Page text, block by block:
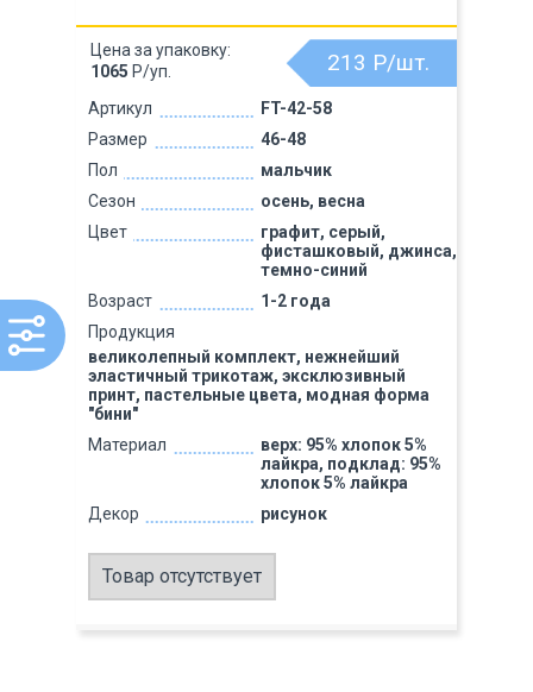
Артикул
FT-42-58
Размер
46-48
Пол
мальчик
Сезон
осень, весна
Цвет
графит, серый,
фисташковый, джинса,
темно-синий
Возраст
1-2 года
Продукция
великолепный комплект, нежнейший
эластичный трикотаж, эксклюзивный
принт, пастельные цвета, модная форма
"бини"
Материал
верх: 95% хлопок 5%
лайкра, подклад: 95%
хлопок 5% лайкра
Декор
рисунок
213 Р/шт.
Цена за упаковку:
1065 Р/уп.
Товар отсутствует